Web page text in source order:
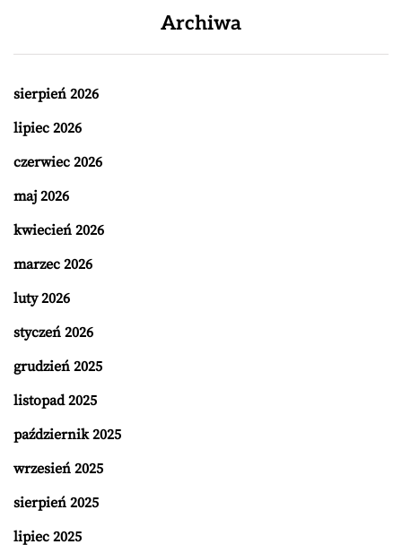
Archiwa
sierpień 2026
lipiec 2026
czerwiec 2026
maj 2026
kwiecień 2026
marzec 2026
luty 2026
styczeń 2026
grudzień 2025
listopad 2025
październik 2025
wrzesień 2025
sierpień 2025
lipiec 2025